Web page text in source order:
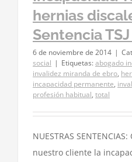
hernias
Sentencia
6 de noviembre de 2014 |
social | Etiquetas:abogado
invalidez miranda de ebro,
incapacidad permanente,
profesión habitual, total
NUESTRAS
nuestro cliente la